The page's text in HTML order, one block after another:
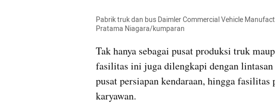
Pabrik truk dan bus Daimler Commercial Vehicle
Pratama Niagara/kumparan
Tak hanya sebagai pusat produksi truk
fasilitas ini juga dilengkapi dengan
pusat persiapan kendaraan, hingga
karyawan.